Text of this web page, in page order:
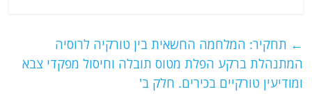
s
A
p
g
ra
m
l
er
e
b
o
← תחקיר: המלחמה החשאית בין טורקיה לרוסיה
המתנהלת ברקע הפלת מטוס תובלה וחיסול מפקדי צבא
ומודיעין טורקיים בכירים. חלק ב'